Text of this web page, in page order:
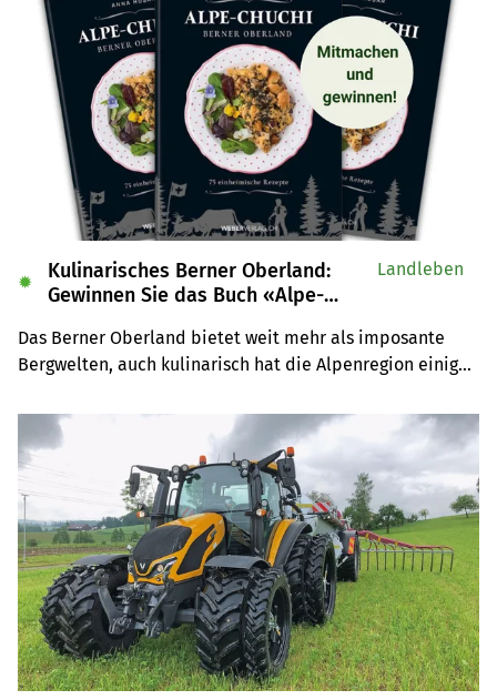
Kulinarisches Berner Oberland:
Gewinnen Sie das Buch «Alpe-
Das Berner Oberland bietet weit mehr als imposante
Bergwelten, auch kulinarisch hat die Alpenregion einiges
«Alpe-Chuchi – Berner Oberland» vom Weber Verlag.
✹
Landleben